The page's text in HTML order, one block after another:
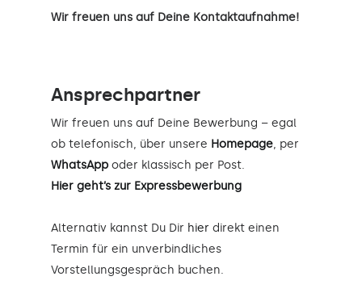
Wir freuen uns auf Deine Kontaktaufnahme!
Ansprechpartner
Wir freuen uns auf Deine Bewerbung – egal
ob telefonisch, über unsere Homepage, per
WhatsApp oder klassisch per Post.
Hier geht’s zur Expressbewerbung
Alternativ kannst Du Dir hier direkt einen
Termin für ein unverbindliches
Vorstellungsgespräch buchen.